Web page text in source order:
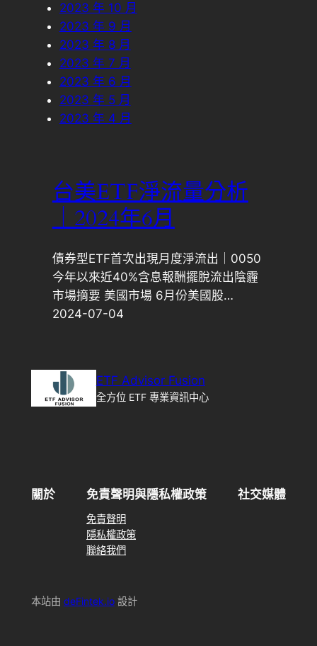
2023 年 10 月
2023 年 9 月
2023 年 8 月
2023 年 7 月
2023 年 6 月
2023 年 5 月
2023 年 4 月
台美ETF淨流量分析
｜2024年6月
債券型ETF首次出現月度淨流出｜0050
今年以來近40%含息報酬擺脫流出陰霾
市場摘要 美國市場 6月份美國股…
2024-07-04
ETF Advisor Fusion
全方位 ETF 專業資訊中心
關於 免責聲明與隱私權政策
免責聲明
隱私權政策
聯絡我們
社交媒體
本站由 deFintek.io設計